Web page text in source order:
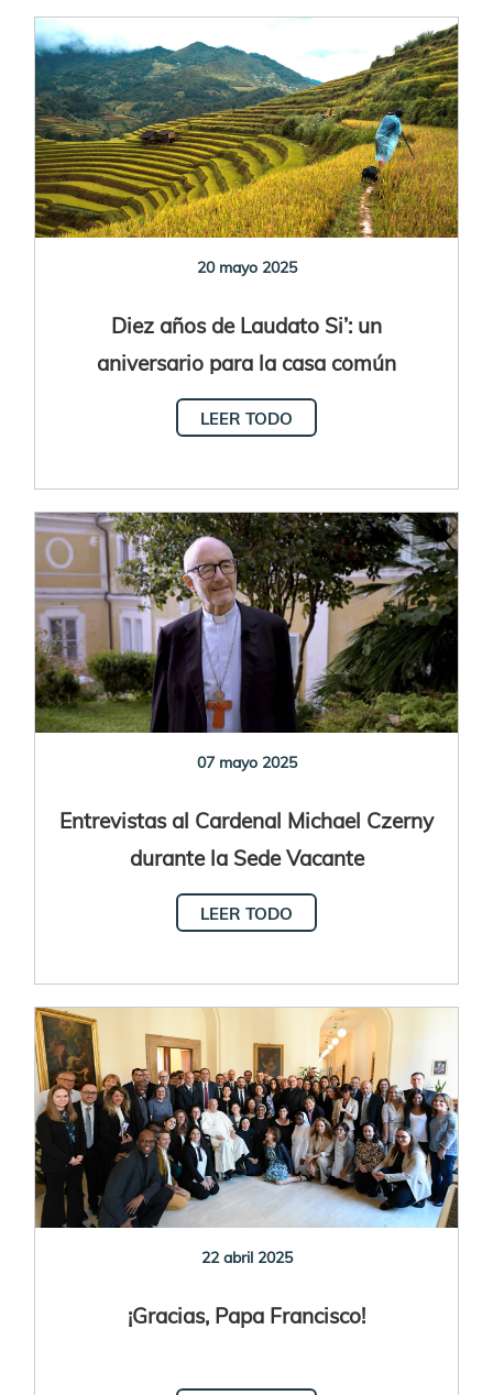
20 mayo 2025
Diez años de Laudato Si’: un
aniversario para la casa común
LEER TODO
07 mayo 2025
Entrevistas al Cardenal Michael Czerny
durante la Sede Vacante
LEER TODO
22 abril 2025
¡Gracias, Papa Francisco!